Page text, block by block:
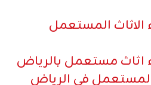
الاثاث المستعمل
اثاث مستعمل بالرياض
المستعمل في الرياض